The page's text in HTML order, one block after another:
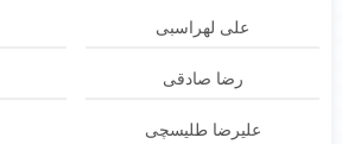
علی لهراسبی
رضا صادقی
علیرضا طلیسچی